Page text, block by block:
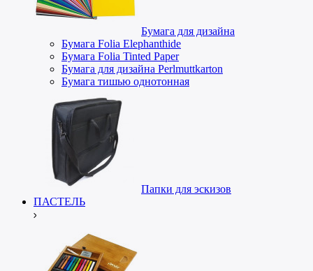
Бумага для дизайна
Бумага Folia Elephanthide
Бумага Folia Tinted Paper
Бумага для дизайна Perlmuttkarton
Бумага тишью однотонная
Папки для эскизов
ПАСТЕЛЬ